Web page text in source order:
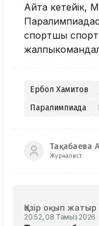
Айта кетейік,
спортшы
Ербол Хамитов
Паралимпиада
Тақабаева
Журналист
Қазір оқып жатыр
20:52, 08 Тамыз 2026